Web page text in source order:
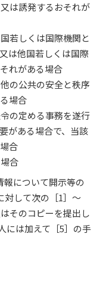
は誘発するおそれが
若しくは国際機関と
は他国若しくは国際
れがある場合
の公共の安全と秩序
場合
の定める事務を遂行
がある場合で、当該
合
合
報について開示等の
対して次の［1］～
そのコピーを提出し
には加えて［5］の手